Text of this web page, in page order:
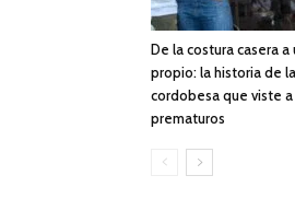
De la costura casera a
propio: la historia de
cordobesa que viste
prematuros